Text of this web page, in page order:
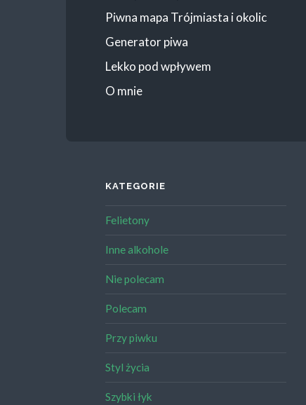
Piwna mapa Trójmiasta i okolic
Generator piwa
Lekko pod wpływem
O mnie
KATEGORIE
Felietony
Inne alkohole
Nie polecam
Polecam
Przy piwku
Styl życia
Szybki łyk